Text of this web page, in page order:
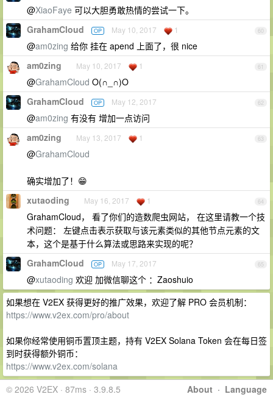
@XiaoFaye 可以大胆勇敢热情的尝试一下。
60
GrahamCloud OP May 10, 2017 1
@am0zing 给你 挂在 apend 上面了，很 nice
61
am0zing May 10, 2017 1
@GrahamCloud O(∩_∩)O
62
GrahamCloud OP May 12, 2017
@am0zing 有没有 增加一点访问
63
am0zing May 13, 2017 1
@GrahamCloud
确实增加了！😁
64
xutaoding May 16, 2017 1
GrahamCloud， 看了你们的造数爬虫网站， 在这里请教一个技
术问题： 左键点击表示获取与该元素类似的其他节点元素的文
本，这个是基于什么算法或思路来实现的呢？
65
GrahamCloud OP May 17, 2017
@xutaoding 欢迎 加微信聊这个 ：Zaoshuio
如果想在 V2EX 获得更好的推广效果，欢迎了解 PRO 会员机制：
https://www.v2ex.com/pro/about
如果你经常使用铜币置顶主题，持有 V2EX Solana Token 会在每日签
到时获得额外铜币：
https://www.v2ex.com/solana
About · Language
© 2026 V2EX · 87ms · 3.9.8.5